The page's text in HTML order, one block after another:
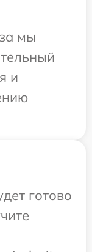
мы
и
готово